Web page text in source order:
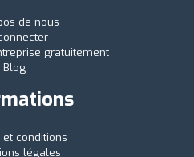
de nous
gratuitement
Blog
et conditions
légales